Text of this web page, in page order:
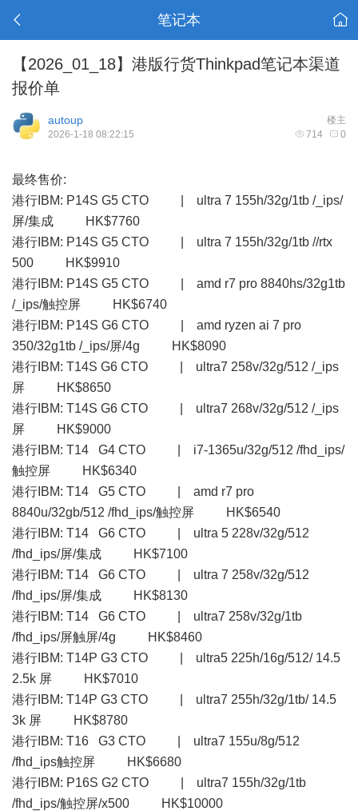
笔记本
【2026_01_18】港版行货Thinkpad笔记本渠道
报价单
楼主
autoup
714 0
2026-1-18 08:22:15
最终售价:
港行IBM: P14S G5 CTO | ultra 7 155h/32g/1tb /_ips/
屏/集成 HK$7760
港行IBM: P14S G5 CTO | ultra 7 155h/32g/1tb //rtx
500 HK$9910
港行IBM: P14S G5 CTO | amd r7 pro 8840hs/32g1tb
/_ips/触控屏 HK$6740
港行IBM: P14S G6 CTO | amd ryzen ai 7 pro
350/32g1tb /_ips/屏/4g HK$8090
港行IBM: T14S G6 CTO | ultra7 258v/32g/512 /_ips
屏 HK$8650
港行IBM: T14S G6 CTO | ultra7 268v/32g/512 /_ips
屏 HK$9000
港行IBM: T14 G4 CTO | i7-1365u/32g/512 /fhd_ips/
触控屏 HK$6340
港行IBM: T14 G5 CTO | amd r7 pro
8840u/32gb/512 /fhd_ips/触控屏 HK$6540
港行IBM: T14 G6 CTO | ultra 5 228v/32g/512
/fhd_ips/屏/集成 HK$7100
港行IBM: T14 G6 CTO | ultra 7 258v/32g/512
/fhd_ips/屏/集成 HK$8130
港行IBM: T14 G6 CTO | ultra7 258v/32g/1tb
/fhd_ips/屏触屏/4g HK$8460
港行IBM: T14P G3 CTO | ultra5 225h/16g/512/ 14.5
2.5k 屏 HK$7010
港行IBM: T14P G3 CTO | ultra7 255h/32g/1tb/ 14.5
3k 屏 HK$8780
港行IBM: T16 G3 CTO | ultra7 155u/8g/512
/fhd_ips触控屏 HK$6680
港行IBM: P16S G2 CTO | ultra7 155h/32g/1tb
/fhd_ips/触控屏/x500 HK$10000